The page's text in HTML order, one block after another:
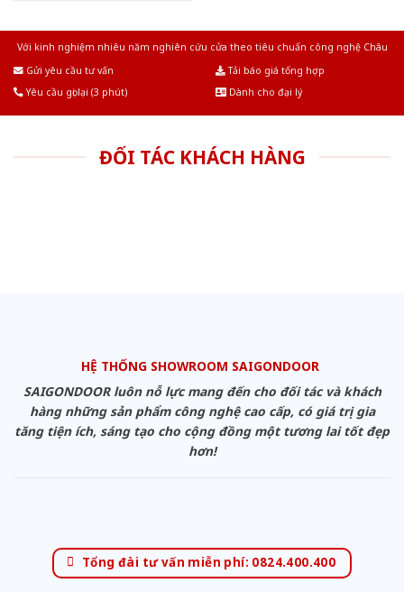
Với kinh nghiệm nhiêu năm nghiên cứu cửa theo tiêu chuẩn công nghệ Châu
Gửi yêu cầu tư vấn
Tải báo giá tổng hợp
Yêu cầu gọi lại (3 phút)
Dành cho đại lý
ĐỐI TÁC KHÁCH HÀNG
HỆ THỐNG SHOWROOM SAIGONDOOR
SAIGONDOOR luôn nỗ lực mang đến cho đối tác và khách
hàng những sản phẩm công nghệ cao cấp, có giá trị gia
tăng tiện ích, sáng tạo cho cộng đồng một tương lai tốt đẹp
hơn!
Tổng đài tư vấn miễn phí: 0824.400.400